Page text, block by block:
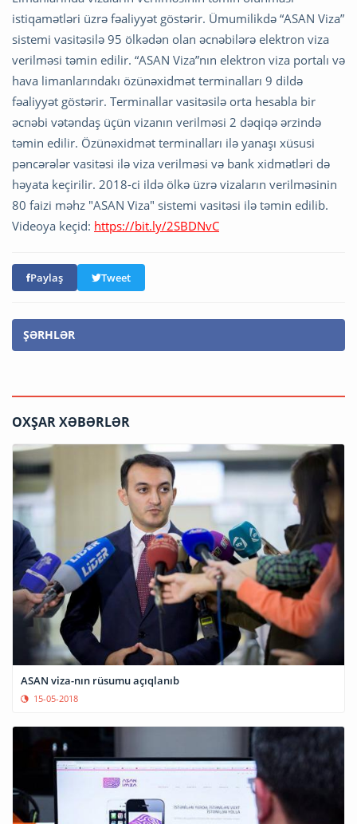
istiqamətləri üzrə fəaliyyət göstərir. Ümumilikdə “ASAN Viza”
sistemi vasitəsilə 95 ölkədən olan əcnəbilərə elektron viza
verilməsi təmin edilir. “ASAN Viza”nın elektron viza portalı və
hava limanlarındakı özünəxidmət terminalları 9 dildə
fəaliyyət göstərir. Terminallar vasitəsilə orta hesabla bir
əcnəbi vətəndaş üçün vizanın verilməsi 2 dəqiqə ərzində
təmin edilir. Özünəxidmət terminalları ilə yanaşı xüsusi
pəncərələr vasitəsi ilə viza verilməsi və bank xidmətləri də
həyata keçirilir. 2018-ci ildə ölkə üzrə vizaların verilməsinin
80 faizi məhz "ASAN Viza" sistemi vasitəsi ilə təmin edilib.
Videoya keçid: https://bit.ly/2SBDNvC
Paylaş Tweet
ŞƏRHLƏR
OXŞAR XƏBƏRLƏR
ASAN viza-nın rüsumu açıqlanıb
15-05-2018